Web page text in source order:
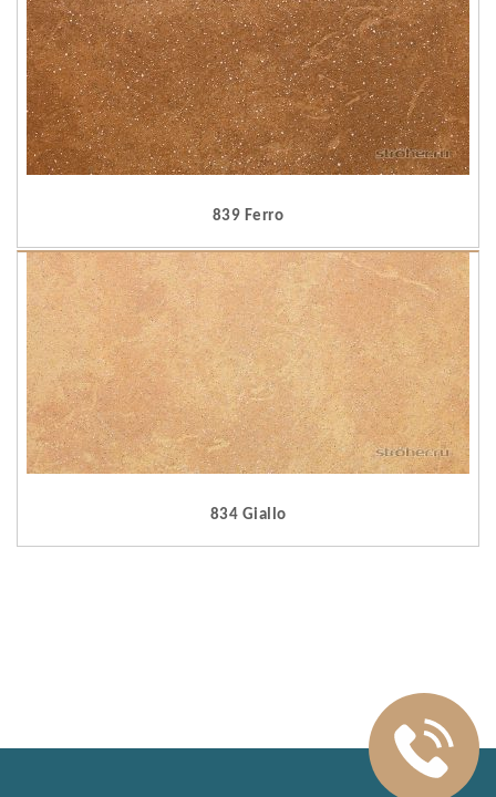
839 Ferro
834 Giallo